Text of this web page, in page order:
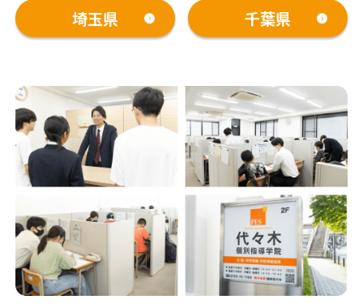
埼玉県 千葉県